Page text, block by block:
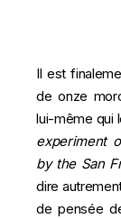
Il est
de onze
lui-même qui
experiment
by the San
dire
de pensée